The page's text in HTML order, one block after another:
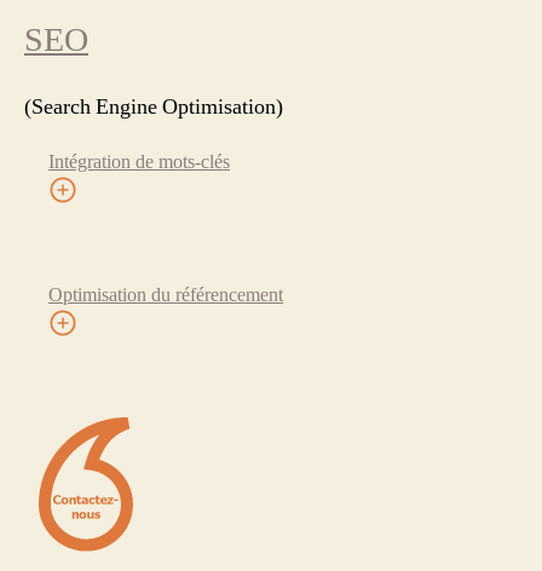
SEO
(Search Engine Optimisation)
Intégration de mots-clés
Optimisation du référencement